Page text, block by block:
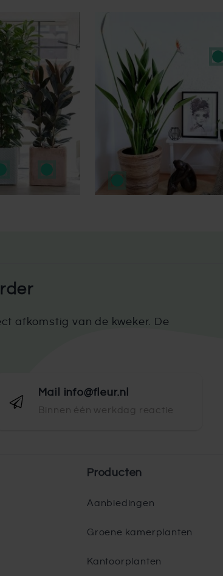
afkomstig van de kweker. De
Mail info@fleur.nl
Binnen één werkdag reactie
Producten
Aanbiedingen
Groene kamerplanten
Kantoorplanten